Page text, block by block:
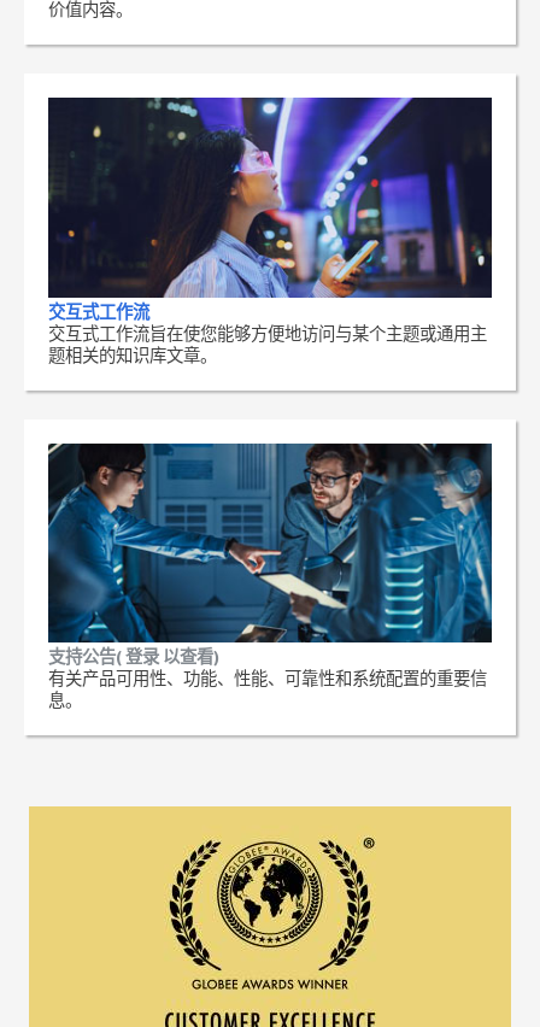
价值内容。
交互式工作流
交互式工作流旨在使您能够方便地访问与某个主题或通用主
题相关的知识库文章。
支持公告( 登录 以查看)
有关产品可用性、功能、性能、可靠性和系统配置的重要信
息。